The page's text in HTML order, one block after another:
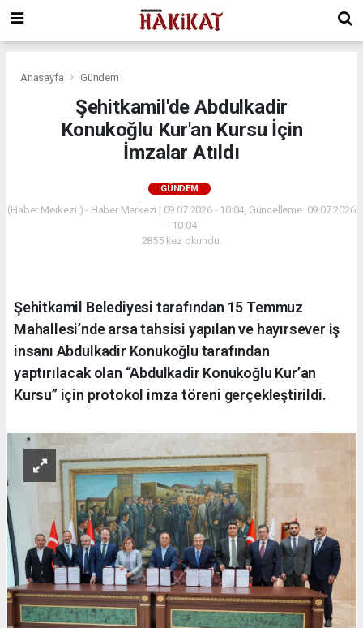
Anasayfa Gündem
Şehitkamil'de Abdulkadir
Konukoğlu Kur'an Kursu İçin
İmzalar Atıldı
GÜNDEM
(Haber Merkezi ) - Haber Merkezi | 09.07.2026 - 10:04, Güncelleme: 09.07.2026
- 10:04
2855 kez okundu.
Şehitkamil Belediyesi tarafından 15 Temmuz
Mahallesi’nde arsa tahsisi yapılan ve hayırsever iş
insanı Abdulkadir Konukoğlu tarafından
yaptırılacak olan “Abdulkadir Konukoğlu Kur’an
Kursu” için protokol imza töreni gerçekleştirildi.